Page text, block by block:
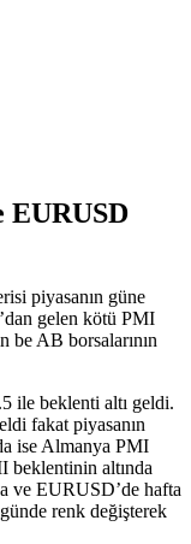
EURUSD
piyasanın güne
gelen kötü PMI
AB borsalarının
ile beklenti altı geldi.
fakat piyasanın
ise Almanya PMI
beklentinin altında
ve EURUSD’de hafta
renk değişterek